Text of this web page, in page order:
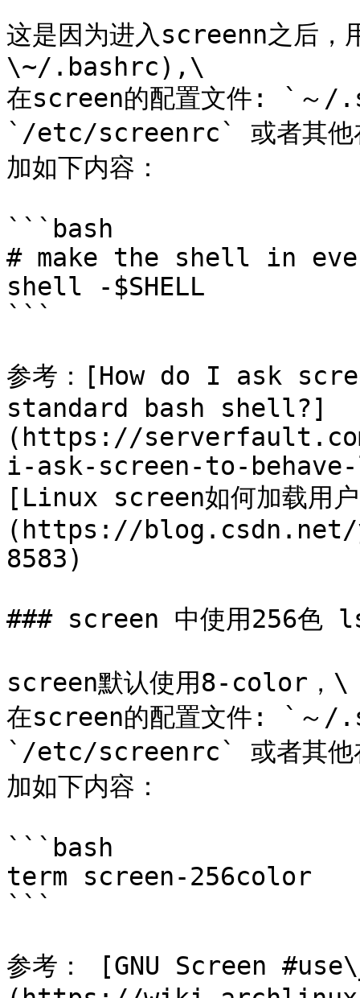
这是因为进入screenn之后，
\~/.bashrc),\
在screen的配置文件: `～/
`/etc/screenrc` 或者其他
加如下内容：
```bash
# make the shell in
shell -$SHELL
```
参考：[How do I ask
standard bash shell?]
(https://
i-ask-screen-to-
[Linux screen如何加载用
(https://
8583)
### screen 中使用256色 ls
screen默认使用8-color，\
在screen的配置文件: `～/
`/etc/screenrc` 或者其他
加如下内容：
```bash
term screen-256color
```
参考： [GNU Screen